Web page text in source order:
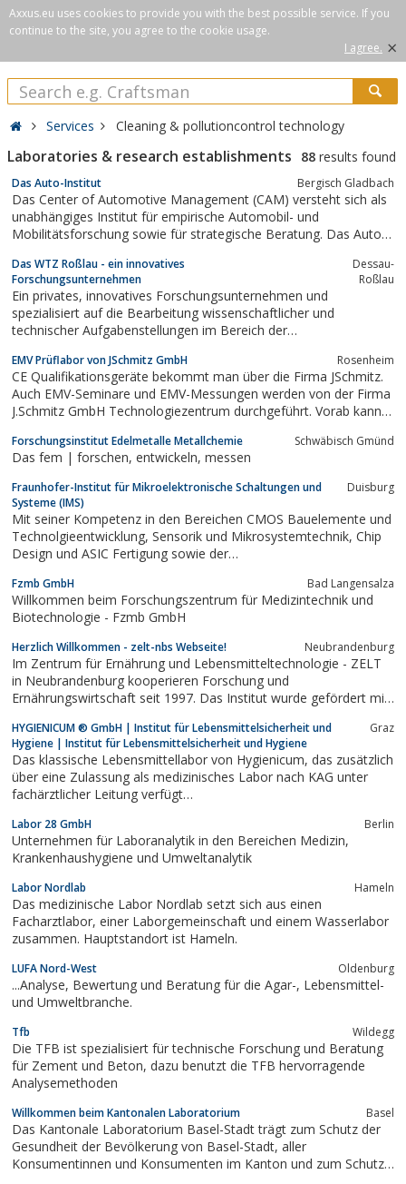
Axxus.eu uses cookies to provide you with the best possible service. If you
continue to the site, you agree to the cookie usage.
I agree. ×
Services Cleaning & pollutioncontrol technology
Laboratories & research establishments 88 results found
Das Auto-Institut Bergisch Gladbach
Das Center of Automotive Management (CAM) versteht sich als
unabhängiges Institut für empirische Automobil- und
Mobilitätsforschung sowie für strategische Beratung. Das Auto-
Automobil-Datenbanken, insbesondere zu fahrzeugtechnischen
Innovationen der globalen...
Das WTZ Roßlau - ein innovatives
Forschungsunternehmen
Dessau-
Roßlau
Ein privates, innovatives Forschungsunternehmen und
spezialisiert auf die Bearbeitung wissenschaftlicher und
technischer Aufgabenstellungen im Bereich der
EMV Prüflabor von JSchmitz GmbH Rosenheim
CE Qualifikationsgeräte bekommt man über die Firma JSchmitz.
Auch EMV-Seminare und EMV-Messungen werden von der Firma
J.Schmitz GmbH Technologiezentrum durchgeführt. Vorab kann
Umweltsimulation oder auch alle weiteren Schulungen
informieren
Forschungsinstitut Edelmetalle Metallchemie Schwäbisch Gmünd
Das fem | forschen, entwickeln, messen
Fraunhofer-Institut für Mikroelektronische Schaltungen und
Systeme (IMS)
Duisburg
Mit seiner Kompetenz in den Bereichen CMOS Bauelemente und
Technolgieentwicklung, Sensorik und Mikrosystemtechnik, Chip
Design und ASIC Fertigung sowie der
gesamte Breite der Mikroelektronik ab.Im inHaus
Innovationszentrum werden auf insgesamt 4800qm die neusten
Entwicklung im...
Fzmb GmbH Bad Langensalza
Willkommen beim Forschungszentrum für Medizintechnik und
Biotechnologie - Fzmb GmbH
Herzlich Willkommen - zelt-nbs Webseite! Neubrandenburg
Im Zentrum für Ernährung und Lebensmitteltechnologie - ZELT
in Neubrandenburg kooperieren Forschung und
Ernährungswirtschaft seit 1997. Das Institut wurde gefördert mit
Neubrandenburg sind das Rückgrat des gemeinnützigen
Forschungsinstituts. Wissenschaftliche und...
HYGIENICUM ® GmbH | Institut für Lebensmittelsicherheit und
Hygiene | Institut für Lebensmittelsicherheit und Hygiene
Graz
Das klassische Lebensmittellabor von Hygienicum, das zusätzlich
über eine Zulassung als medizinisches Labor nach KAG unter
fachärztlicher Leitung verfügt…
Labor 28 GmbH Berlin
Unternehmen für Laboranalytik in den Bereichen Medizin,
Krankenhaushygiene und Umweltanalytik
Labor Nordlab Hameln
Das medizinische Labor Nordlab setzt sich aus einen
Facharztlabor, einer Laborgemeinschaft und einem Wasserlabor
zusammen. Hauptstandort ist Hameln.
LUFA Nord-West Oldenburg
...Analyse, Bewertung und Beratung für die Agar-, Lebensmittel-
und Umweltbranche.
Tfb Wildegg
Die TFB ist spezialisiert für technische Forschung und Beratung
für Zement und Beton, dazu benutzt die TFB hervorragende
Analysemethoden
Willkommen beim Kantonalen Laboratorium Basel
Das Kantonale Laboratorium Basel-Stadt trägt zum Schutz der
Gesundheit der Bevölkerung von Basel-Stadt, aller
Konsumentinnen und Konsumenten im Kanton und zum Schutz